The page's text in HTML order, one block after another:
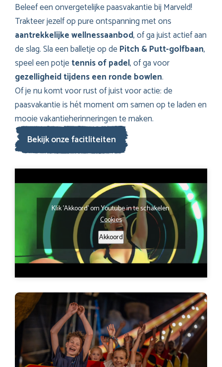
Beleef een onvergetelijke paasvakantie bij Marveld!
Trakteer jezelf op pure ontspanning met ons
aantrekkelijke wellnessaanbod, of ga juist actief aan
de slag. Sla een balletje op dePitch & Putt-golfbaan,
speel een potjetennis of padel, of ga voor
gezelligheid tijdens een ronde bowlen.
Of je nu komt voor rust of juist voor actie: de
paasvakantie is hét moment om samen op te laden en
mooie vakantieherinneringen te maken.
Bekijk onze facitliteiten
Klik 'Akkoord' om Youtube in te schakelen
Cookies
Akkoord